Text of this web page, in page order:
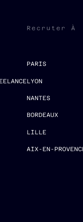
Recruter À
PARIS
LYON
NANTES
BORDEAUX
LILLE
AIX-EN-